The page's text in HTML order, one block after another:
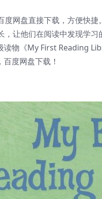
度网盘直接下载，方便快
让他们在阅读中发现学习